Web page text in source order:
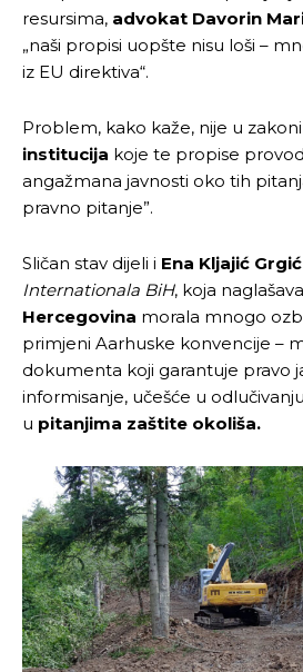
resursima, advokat Davorin
„naši propisi uopšte nisu loši –
iz EU direktiva“.
Problem, kako kaže, nije u
institucija koje te propise
angažmana javnosti oko tih
pravno pitanje”.
Sličan stav dijeli i Ena Kljajić Grgić
Internationala BiH, koja
Hercegovina morala mnogo
primjeni Aarhuske konvencije –
dokumenta koji garantuje pravo
informisanje, učešće u
u pitanjima zaštite okoliša.